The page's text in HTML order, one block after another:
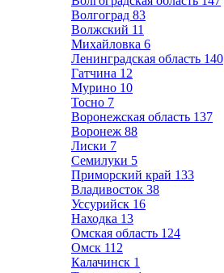
Волгоград 83
Волжский 11
Михайловка 6
Ленинградская область 140
Гатчина 12
Мурино 10
Тосно 7
Воронежская область 137
Воронеж 88
Лиски 7
Семилуки 5
Приморский край 133
Владивосток 38
Уссурийск 16
Находка 13
Омская область 124
Омск 112
Калачинск 1